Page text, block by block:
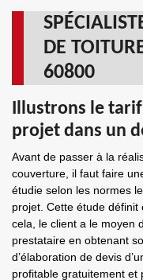
DE
60800
Illustrons le
projet dans un
Avant de passer à la
couverture, il faut faire
étudie selon les normes
projet. Cette étude définit
cela, le client a le moyen
prestataire en obtenant
d’élaboration de devis
profitable gratuitement et